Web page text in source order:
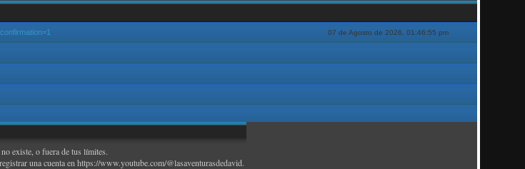
07 de Agosto de 2026, 01:46:55 pm
existe, o fuera de tus límites.
una cuenta en https://www.youtube.com/@lasaventurasdedavid.